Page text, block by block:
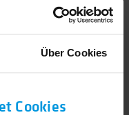
Über Cookies
Cookies